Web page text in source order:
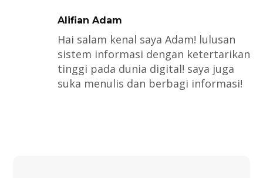
Alifian Adam
Hai salam kenal saya Adam! lulusan
sistem informasi dengan ketertarikan
tinggi pada dunia digital! saya juga
suka menulis dan berbagi informasi!